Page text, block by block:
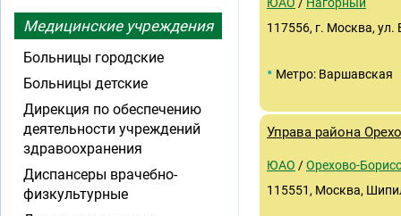
117556, г. Москва, ул.
• Метро: Варшавская
Управа района
ЮАО /Орехово-
115551, Москва,
Медицинские учреждения
Больницы городские
Больницы детские
Дирекция по обеспечению
деятельности учреждений
здравоохранения
Диспансеры врачебно-
физкультурные